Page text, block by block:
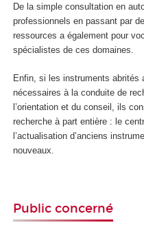
De la simple consultation en
professionnels en passant par
ressources a également pour
spécialistes de ces domaines.
Enfin, si les instruments abrités
nécessaires à la conduite de
l’orientation et du conseil, ils
recherche à part entière : le
l’actualisation d’anciens
nouveaux.
Public concerné